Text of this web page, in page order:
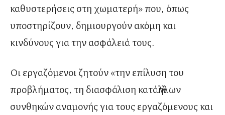
καθυστερήσεις στη χωματερή» που, όπως
υποστηρίζουν, δημιουργούν ακόμη και
κινδύνους για την ασφάλειά τους.
Οι εργαζόμενοι ζητούν «την επίλυση του
προβλήματος, τη διασφάλιση κατάλληλων
συνθηκών αναμονής για τους εργαζόμενους και